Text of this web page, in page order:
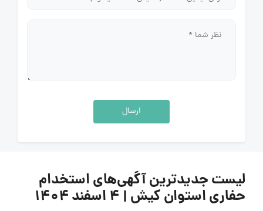
ارسال
لیست جدیدترین آگهی‌های استخدام
حفاری استوان کیش | 4 اسفند ۱۴۰۴